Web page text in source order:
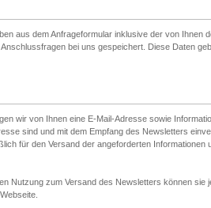
aus dem Anfrageformular inklusive der von Ihnen
bei uns gespeichert. Diese Daten
wir von Ihnen eine E-Mail-Adresse sowie
sind und mit dem Empfang des Newsletters
für den Versand der angeforderten Informationen
Nutzung zum Versand des Newsletters können sie